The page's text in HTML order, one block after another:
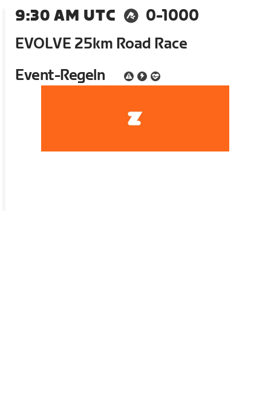
9:30 AM UTC
0-1000
EVOLVE 25km Road Race
Event-Regeln